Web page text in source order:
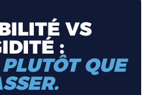
VS
:​
QUE